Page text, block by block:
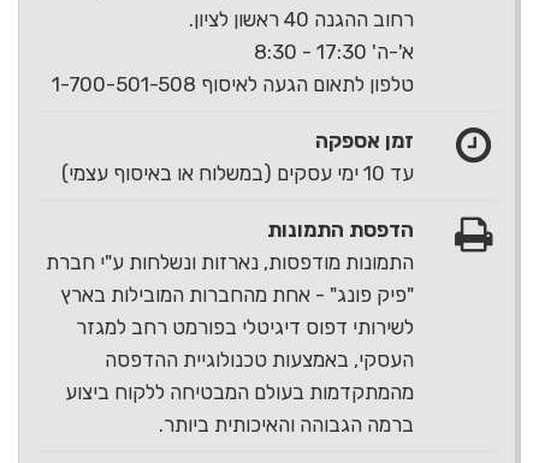
רחוב ההגנה 40 ראשון לציון.
א'-ה' 17:30 - 8:30
טלפון לתאום הגעה לאיסוף 1-700-501-508
זמן אספקה
עד 10 ימי עסקים (במשלוח או באיסוף עצמי)
הדפסת התמונות
התמונות מודפסות, נארזות ונשלחות ע"י חברת
"פיק פונג" - אחת מהחברות המובילות בארץ
לשירותי דפוס דיגיטלי בפורמט רחב למגזר
העסקי, באמצעות טכנולוגיית ההדפסה
מהמתקדמות בעולם המבטיחה ללקוח ביצוע
ברמה הגבוהה והאיכותית ביותר.